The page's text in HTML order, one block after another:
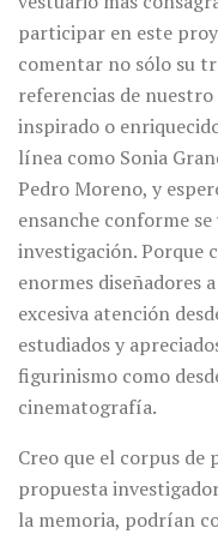
participar en este
comentar no sólo su
referencias de
inspirado o
línea como Sonia
Pedro Moreno, y
ensanche conforme
investigación. Porque
enormes diseñadores
excesiva atención
estudiados y
figurinismo como
cinematografía.
Creo que el corpus de
propuesta
la memoria, podrían